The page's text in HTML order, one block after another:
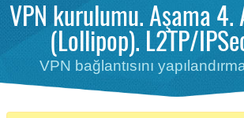
VPN kurulumu. Aşama 4.
(Lollipop). L2TP/
VPN bağlantısını